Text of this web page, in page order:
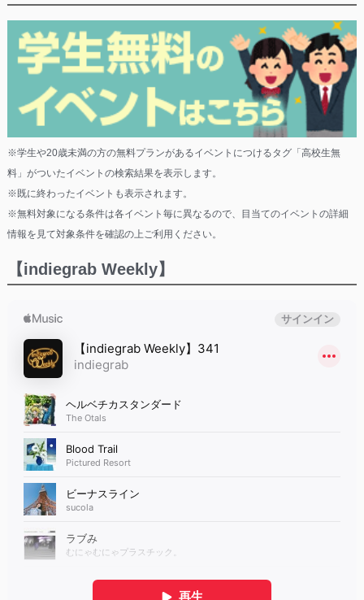
※学生や20歳未満の方の無料プランがあるイベントにつけるタグ「高校生無
料」がついたイベントの検索結果を表示します。
※既に終わったイベントも表示されます。
※無料対象になる条件は各イベント毎に異なるので、目当てのイベントの詳細
情報を見て対象条件を確認の上ご利用ください。
【indiegrab Weekly】